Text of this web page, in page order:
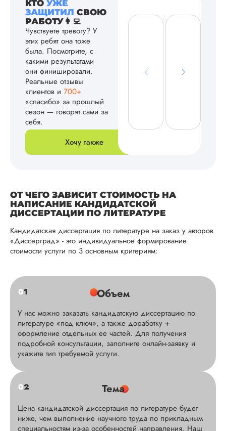
КТО УЖЕ
ЗАЩИТИЛ СВОЮ
РАБОТУ👩‍💻
Чувствуете тревогу? У
этих ребят она тоже
была. Посмотрите, с
какими результатами
они финишировали.
Реальные отзывы
клиентов и 700+
«спасибо» за прошлый
сезон — говорят сами за
себя.
Хочу также
ОТ ЧЕГО ЗАВИСИТ СТОИМОСТЬ НА
НАПИСАНИЕ КАНДИДАТСКОЙ
ДИССЕРТАЦИИ ПО ЛИТЕРАТУРЕ
Кандидатская диссертация по литературе на заказ у авторов
«Диссерград» - это индивидуальное формирование
стоимости услуги по 3 основным критериям:
01 Объем
У нас можно заказать кандидатскую диссертацию по
литературе «под ключ», а также доработку +
оформление отдельных ее частей. Для получения
подробной консультации, заполните онлайн-заявку и
укажите тип требуемой услуги.
02 Тема
Цена кандидатской диссертация по литературе будет
ниже, чем выполнение научного труда по прикладным
специальностям из-за особенностей направления. Наш